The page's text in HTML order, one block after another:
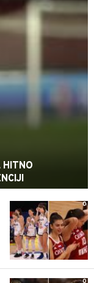
HITNO
0